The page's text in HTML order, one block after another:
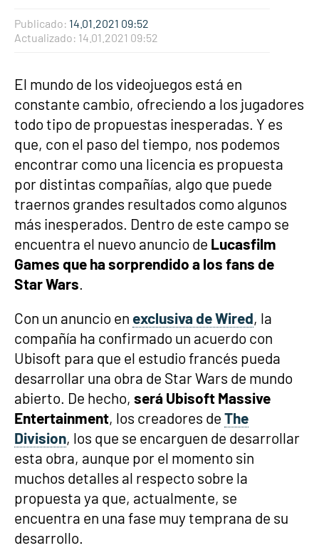
Publicado: 14.01.2021 09:52
Actualizado: 14.01.2021 09:52
El mundo de los videojuegos está en
constante cambio, ofreciendo a los jugadores
todo tipo de propuestas inesperadas. Y es
que, con el paso del tiempo, nos podemos
encontrar como una licencia es propuesta
por distintas compañías, algo que puede
traernos grandes resultados como algunos
más inesperados. Dentro de este campo se
encuentra el nuevo anuncio de Lucasfilm
Games que ha sorprendido a los fans de
Star Wars.
Con un anuncio en exclusiva de Wired, la
compañía ha confirmado un acuerdo con
Ubisoft para que el estudio francés pueda
desarrollar una obra de Star Wars de mundo
abierto. De hecho, será Ubisoft Massive
Entertainment, los creadores de The
Division, los que se encarguen de desarrollar
esta obra, aunque por el momento sin
muchos detalles al respecto sobre la
propuesta ya que, actualmente, se
encuentra en una fase muy temprana de su
desarrollo.